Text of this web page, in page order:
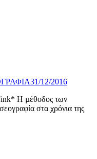
31/12/2016
Η µέθοδος των
στα χρόνια της